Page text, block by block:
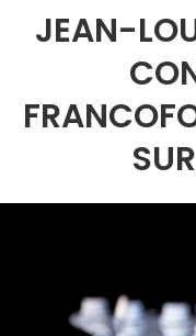
JEAN-